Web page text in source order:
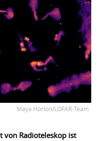
Maya Horton/LOFAR-Team
von Radioteleskop ist